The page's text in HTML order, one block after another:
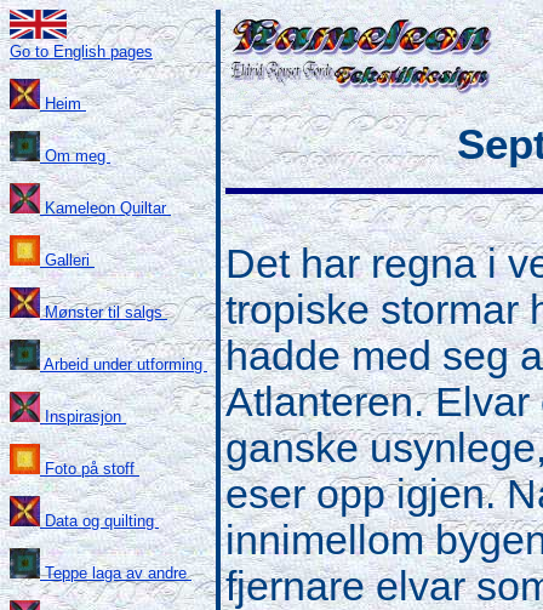
Det har regna i
tropiske stormar
hadde med seg
Atlanteren.
ganske
eser opp igjen.
innimellom
fjernare elvar
Go to English pages
Heim
Om meg
Kameleon Quiltar
Galleri
Mønster til salgs
Arbeid under utforming
Inspirasjon
Foto på stoff
Data og quilting
Teppe laga av andre